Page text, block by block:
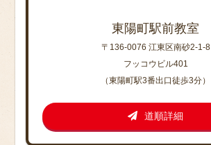
東陽町駅前教室
〒136-0076 江東区南砂2-1-8
フッコウビル401
（東陽町駅3番出口徒歩3分）
道順詳細